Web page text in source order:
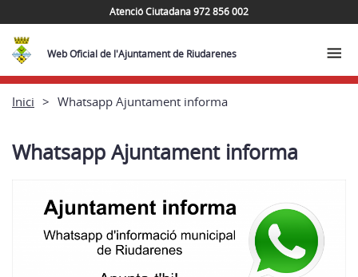
Atenció Ciutadana 972 856 002
Web Oficial de l'Ajuntament de Riudarenes
Inici Whatsapp Ajuntament informa
Whatsapp Ajuntament informa